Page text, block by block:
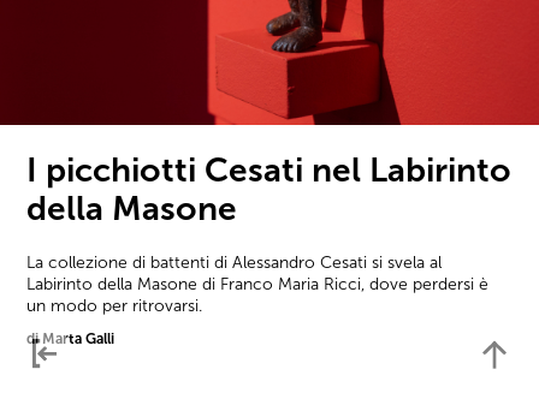
I picchiotti Cesati nel Labirinto
della Masone
La collezione di battenti di Alessandro Cesati si svela al
Labirinto della Masone di Franco Maria Ricci, dove perdersi è
un modo per ritrovarsi.
di Marta Galli